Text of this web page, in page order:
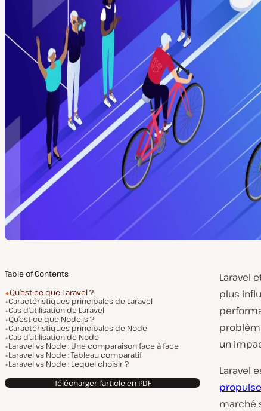
Table of Contents
Qu’est-ce que Laravel ?
Caractéristiques principales de Laravel
Cas d’utilisation de Laravel
Qu’est-ce que Node.js ?
Caractéristiques principales de Node
Cas d’utilisation de Node
Laravel vs Node : Une comparaison face à face
Laravel vs Node : Tableau comparatif
Laravel vs Node : Lequel choisir ?
Télécharger l'article en PDF
Laravel
plus
un
Laravel
marché